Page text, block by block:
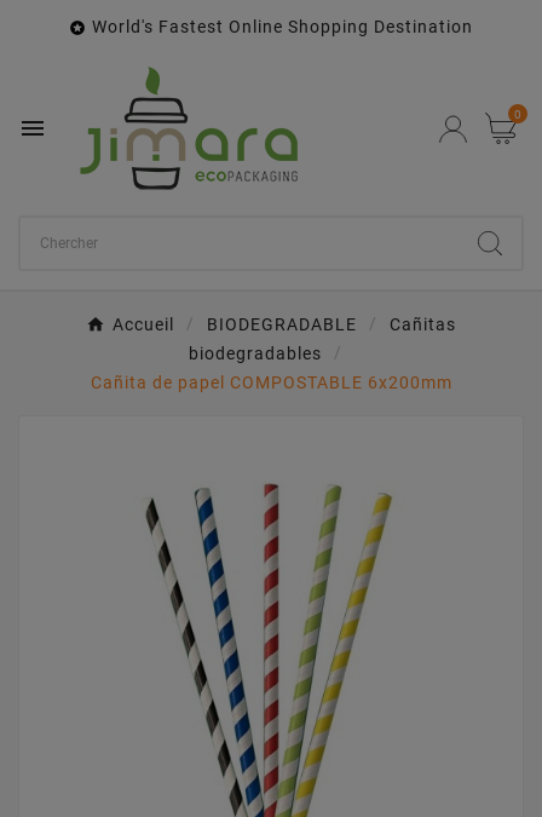
 World's Fastest Online Shopping Destination
 0
Accueil BIODEGRADABLE
Cañitas
biodegradables
Cañita de papel COMPOSTABLE 6x200mm